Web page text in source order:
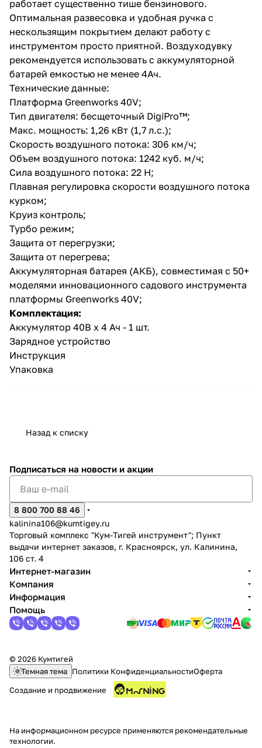
работает существенно тише бензинового.
Оптимальная развесовка и удобная ручка с
нескользящим покрытием делают работу с
инструментом просто приятной. Воздуходувку
рекомендуется использовать с аккумуляторной
батарей емкостью не менее 4Ач.
Технические данные:
Платформа Greenworks 40V;
Тип двигателя: бесщеточный DigiPro™;
Макс. мощность: 1,26 кВт (1,7 л.с.);
Скорость воздушного потока: 306 км/ч;
Объем воздушного потока: 1242 куб. м/ч;
Сила воздушного потока: 22 Н;
Плавная регулировка скорости воздушного потока
курком;
Круиз контроль;
Турбо режим;
Защита от перегрузки;
Защита от перегрева;
Аккумуляторная батарея (АКБ), совместимая с 50+
моделями инновационного садового инструмента
платформы Greenworks 40V;
Комплектация:
Аккумулятор 40В х 4 Ач - 1 шт.
Зарядное устройство
Инструкция
Упаковка
Назад к списку
Подписаться на новости и акции
8 800 700 88 46
kalinina106@kumtigey.ru
Торговый комплекс "Кум-Тигей инструмент"; Пункт
выдачи интернет заказов, г. Красноярск, ул. Калинина,
106 ст. 4
Интернет-магазин
Компания
Информация
Помощь
© 2026 Кумтигей
Темная тема Политики КонфиденциальностиОферта
Создание и продвижение
На информационном ресурсе применяются рекомендательные
технологии.
раз в 2 недели